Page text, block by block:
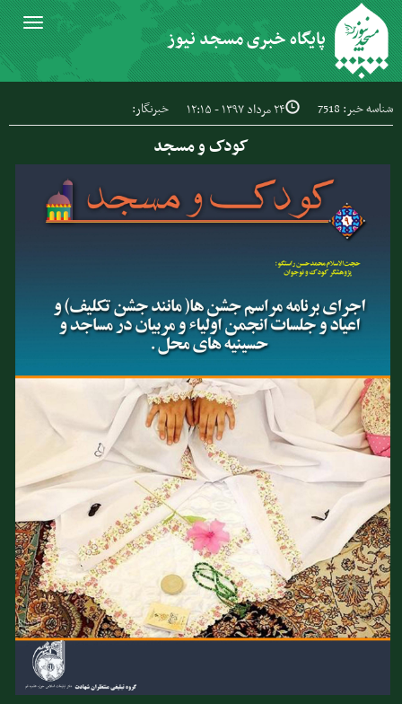
پایگاه خبری مسجد نیوز
Toggle
شناسه خبر: 7518 ۲۴ مرداد ۱۳۹۷ - ۱۲:۱۵ خبرنگار:
کودک و مسجد